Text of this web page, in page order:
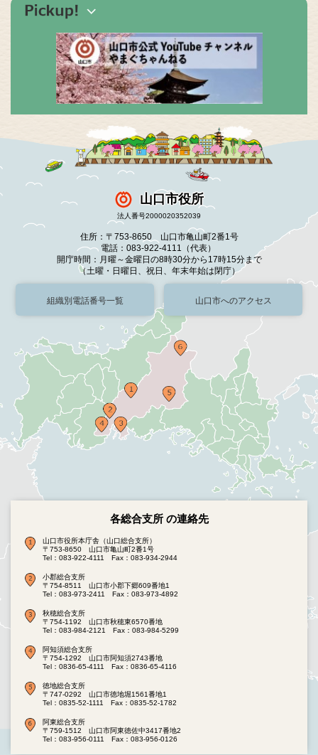
山口市役所
法人番号2000020352039
住所：〒753-8650 山口市亀山町2番1号
電話：083-922-4111（代表）
開庁時間：月曜～金曜日の8時30分から17時15分まで
（土曜・日曜日、祝日、年末年始は閉庁）
組織別電話番号一覧 山口市へのアクセス
各総合支所 の連絡先
山口市役所本庁舎（山口総合支所）
〒753-8650 山口市亀山町2番1号
Tel：083-922-4111
Fax：083-934-2944
小郡総合支所
〒754-8511 山口市小郡下郷609番地1
Tel：083-973-2411
Fax：083-973-4892
秋穂総合支所
〒754-1192 山口市秋穂東6570番地
Tel：083-984-2121
Fax：083-984-5299
阿知須総合支所
〒754-1292 山口市阿知須2743番地
Tel：0836-65-4111
Fax：0836-65-4116
徳地総合支所
〒747-0292 山口市徳地堀1561番地1
Tel：0835-52-1111
Fax：0835-52-1782
阿東総合支所
〒759-1512 山口市阿東徳佐中3417番地2
Tel：083-956-0111
Fax：083-956-0126